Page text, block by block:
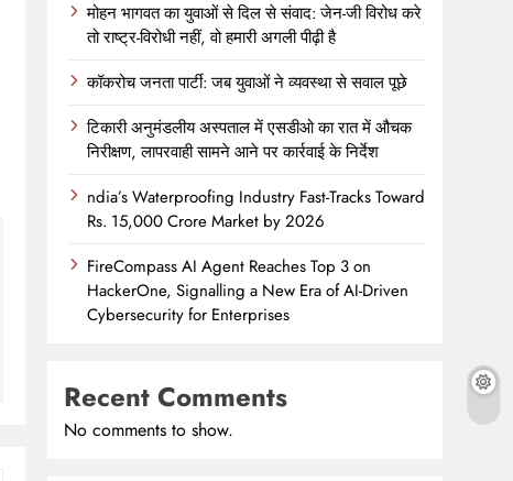
मोहन भागवत का युवाओं से दिल से संवाद: जेन-जी विरोध करे
तो राष्ट्र-विरोधी नहीं, वो हमारी अगली पीढ़ी है
कॉकरोच जनता पार्टी: जब युवाओं ने व्यवस्था से सवाल पूछे
टिकारी अनुमंडलीय अस्पताल में एसडीओ का रात में औचक
निरीक्षण, लापरवाही सामने आने पर कार्रवाई के निर्देश
ndia’s Waterproofing Industry Fast-Tracks Toward
Rs. 15,000 Crore Market by 2026
FireCompass AI Agent Reaches Top 3 on
HackerOne, Signalling a New Era of AI-Driven
Cybersecurity for Enterprises
Recent Comments
No comments to show.